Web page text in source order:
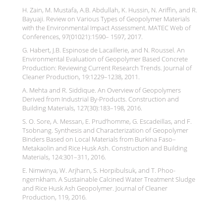
H. Zain, M. Mustafa, A.B. Abdullah, K. Hussin, N. Ariffin, and R.
Bayuaji. Review on Various Types of Geopolymer Materials
with the Environmental Impact Assessment. MATEC Web of
Conferences, 97(01021):1590– 1597, 2017.
G. Habert, J.B. Espinose de Lacaillerie, and N. Roussel. An
Environmental Evaluation of Geopolymer Based Concrete
Production: Reviewing Current Research Trends. Journal of
Cleaner Production, 19:1229–1238, 2011.
A. Mehta and R. Siddique. An Overview of Geopolymers
Derived from Industrial By-Products. Construction and
Building Materials, 127(30):183–198, 2016.
S. O. Sore, A. Messan, E. Prud’homme, G. Escadeillas, and F.
Tsobnang. Synthesis and Characterization of Geopolymer
Binders Based on Local Materials from Burkina Faso–
Metakaolin and Rice Husk Ash. Construction and Building
Materials, 124:301–311, 2016.
E. Nimwinya, W. Arjharn, S. Horpibulsuk, and T. Phoo-
ngernkham. A Sustainable Calcined Water Treatment Sludge
and Rice Husk Ash Geopolymer. Journal of Cleaner
Production, 119, 2016.